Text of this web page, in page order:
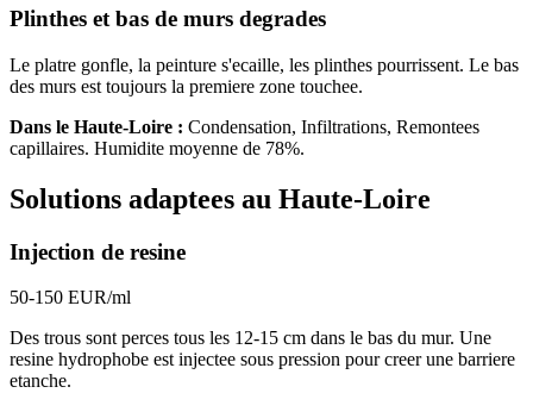
Plinthes et bas de murs degrades
Le platre gonfle, la peinture s'ecaille, les plinthes pourrissent. Le bas
des murs est toujours la premiere zone touchee.
Dans le Haute-Loire : Condensation, Infiltrations, Remontees
capillaires. Humidite moyenne de 78%.
Solutions adaptees au Haute-Loire
Injection de resine
50-150 EUR/ml
Des trous sont perces tous les 12-15 cm dans le bas du mur. Une
resine hydrophobe est injectee sous pression pour creer une barriere
etanche.